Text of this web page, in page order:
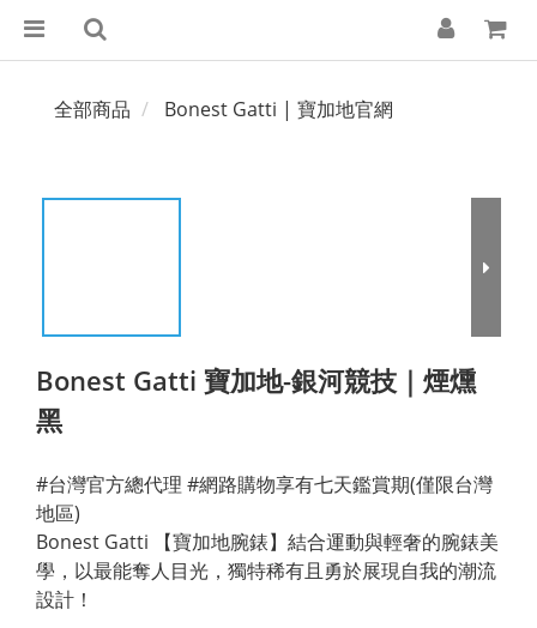
全部商品 Bonest Gatti | 寶加地官網
Bonest Gatti 寶加地-銀河競技｜煙燻
黑
#台灣官方總代理 #網路購物享有七天鑑賞期(僅限台灣
地區)
Bonest Gatti 【寶加地腕錶】結合運動與輕奢的腕錶美
學，以最能奪人目光，獨特稀有且勇於展現自我的潮流
設計！